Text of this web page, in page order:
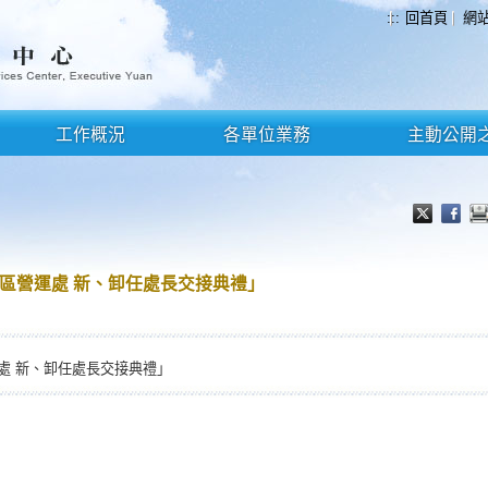
::: 回首頁 網
工作概況 各單位業務 主動公開
營運處 新、卸任處長交接典禮」
新、卸任處長交接典禮」